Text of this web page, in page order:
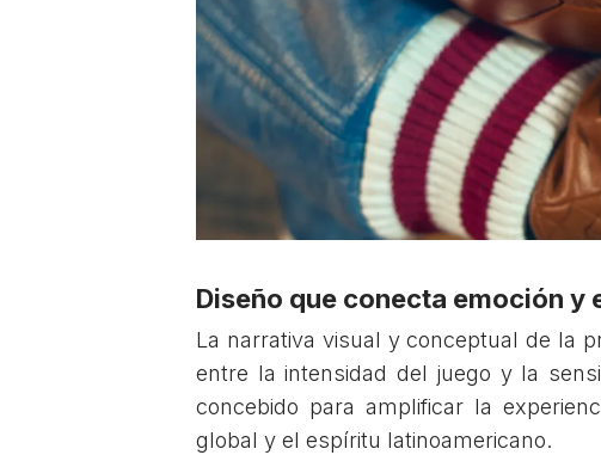
Diseño que conecta emoción y
La narrativa visual y conceptual de la
entre la intensidad del juego y la
concebido para amplificar la
global y el espíritu latinoamericano.